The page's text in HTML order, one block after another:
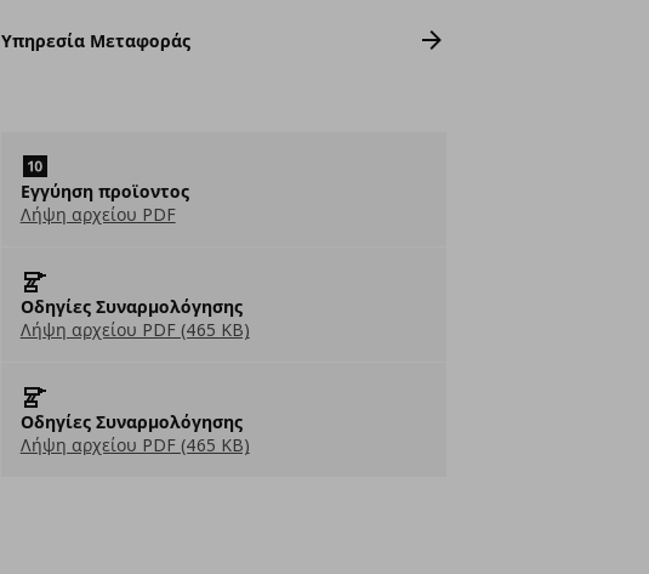
Υπηρεσία Μεταφοράς
Εγγύηση προϊοντος
Λήψη αρχείου PDF
Οδηγίες Συναρμολόγησης
Λήψη αρχείου PDF (465 KB)
Οδηγίες Συναρμολόγησης
Λήψη αρχείου PDF (465 KB)